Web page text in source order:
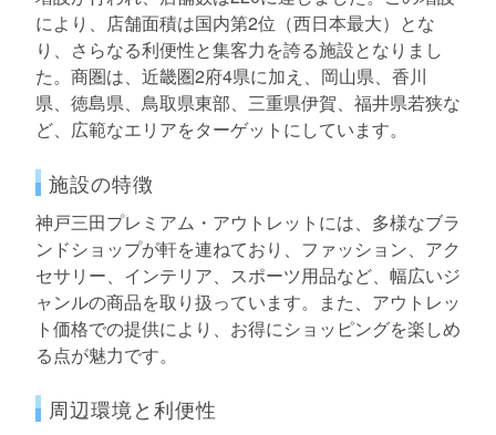
により、店舗面積は国内第2位（西日本最大）とな
り、さらなる利便性と集客力を誇る施設となりまし
た。商圏は、近畿圏2府4県に加え、岡山県、香川
県、徳島県、鳥取県東部、三重県伊賀、福井県若狭な
ど、広範なエリアをターゲットにしています。
施設の特徴
神戸三田プレミアム・アウトレットには、多様なブラ
ンドショップが軒を連ねており、ファッション、アク
セサリー、インテリア、スポーツ用品など、幅広いジ
ャンルの商品を取り扱っています。また、アウトレッ
ト価格での提供により、お得にショッピングを楽しめ
る点が魅力です。
周辺環境と利便性